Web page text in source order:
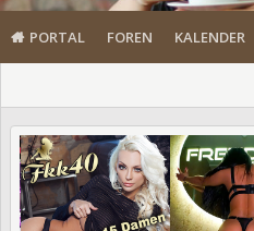
PORTAL FOREN KALENDER